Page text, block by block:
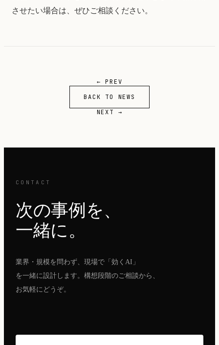
させたい場合は、ぜひご相談ください。
← PREV
BACK TO NEWS
NEXT →
CONTACT
次の事例を、
一緒に。
業界・規模を問わず、現場で「効くAI」
を一緒に設計します。構想段階のご相談から、
お気軽にどうぞ。